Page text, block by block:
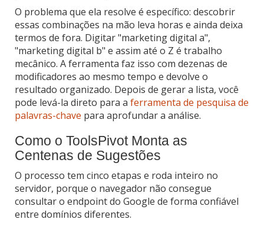
O problema que ela resolve é específico: descobrir
essas combinações na mão leva horas e ainda deixa
termos de fora. Digitar "marketing digital a",
"marketing digital b" e assim até o Z é trabalho
mecânico. A ferramenta faz isso com dezenas de
modificadores ao mesmo tempo e devolve o
resultado organizado. Depois de gerar a lista, você
pode levá-la direto para a ferramenta de pesquisa de
palavras-chave para aprofundar a análise.
Como o ToolsPivot Monta as
Centenas de Sugestões
O processo tem cinco etapas e roda inteiro no
servidor, porque o navegador não consegue
consultar o endpoint do Google de forma confiável
entre domínios diferentes.